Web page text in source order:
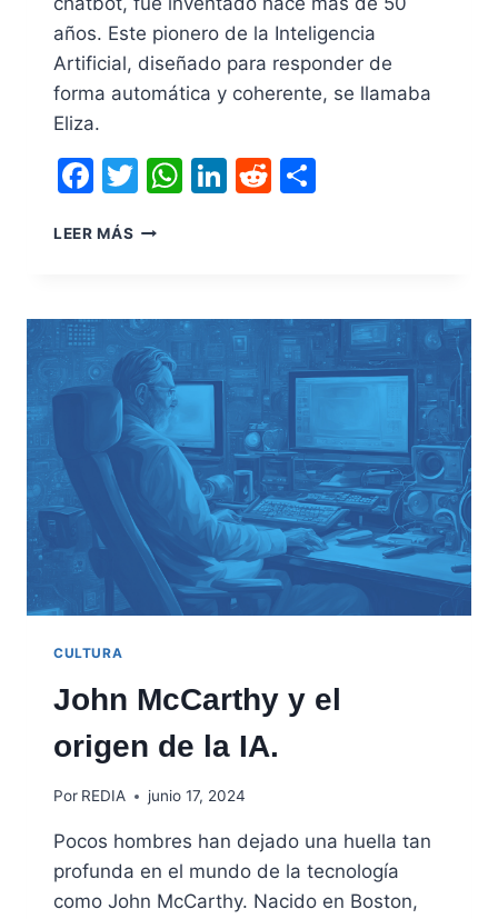
años. Este pionero de la Inteligencia
Artificial, diseñado para responder de
forma automática y coherente, se llamaba
Eliza.
Facebook
Twitter
WhatsApp
LinkedIn
Reddit
LEER MÁS
CULTURA
John McCarthy y el
origen de la IA.
Por REDIA junio 17, 2024
Pocos hombres han dejado una huella tan
profunda en el mundo de la tecnología
como John McCarthy. Nacido en Boston,